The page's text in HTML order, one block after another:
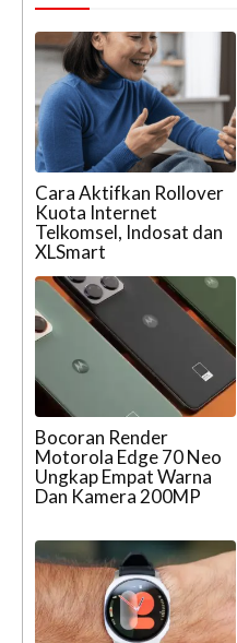
Cara Aktifkan Rollover
Kuota Internet
Telkomsel, Indosat dan
XLSmart
Bocoran Render
Motorola Edge 70 Neo
Ungkap Empat Warna
Dan Kamera 200MP